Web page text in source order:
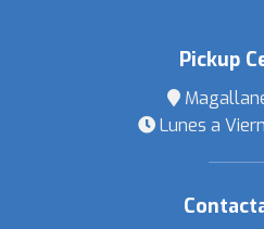
Pickup
Lunes a